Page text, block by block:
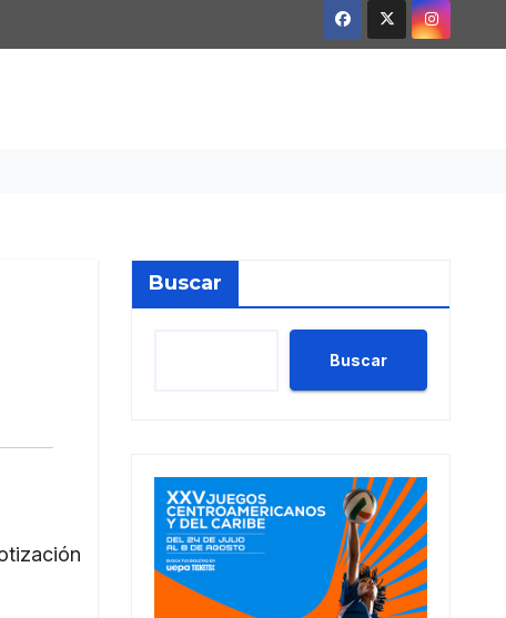
Buscar
Buscar